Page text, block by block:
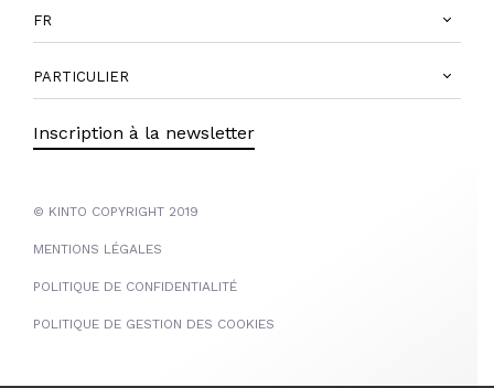
FR
PARTICULIER
Inscription à la newsletter
© KINTO COPYRIGHT 2019
MENTIONS LÉGALES
POLITIQUE DE CONFIDENTIALITÉ
POLITIQUE DE GESTION DES COOKIES